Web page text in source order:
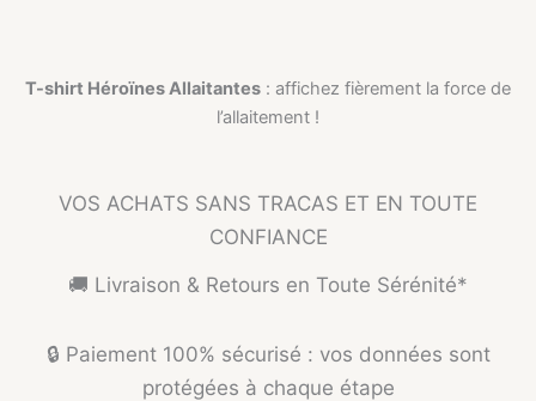
T-shirt Héroïnes Allaitantes : affichez fièrement la force de
l’allaitement !
VOS ACHATS SANS TRACAS ET EN TOUTE
CONFIANCE
🚚 Livraison & Retours en Toute Sérénité*
🔒 Paiement 100% sécurisé : vos données sont
protégées à chaque étape